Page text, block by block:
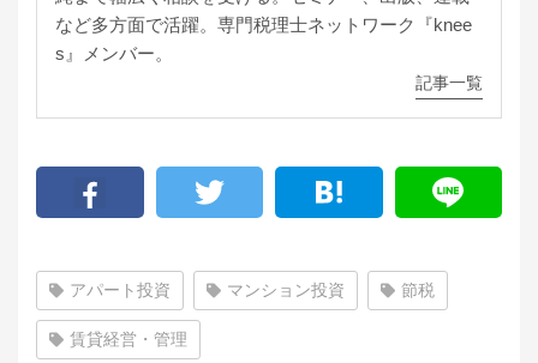
など多方面で活躍。専門税理士ネットワーク『knee
s』メンバー。
記事一覧
アパート投資 マンション投資 節税
賃貸経営・管理